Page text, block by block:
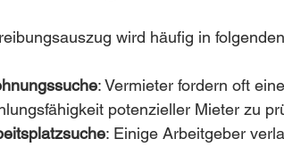
wird häufig in
: Vermieter fordern oft
potenzieller Mieter zu
: Einige Arbeitgeber